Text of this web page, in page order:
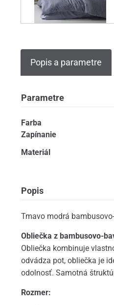
Popis a parametre
Parametre
Farba
Zapínanie
Materiál
Popis
Tmavo modrá
Obliečka z bambusovo-
Obliečka kombinuje
odvádza pot, obliečka je
odolnosť. Samotná
Rozmer: